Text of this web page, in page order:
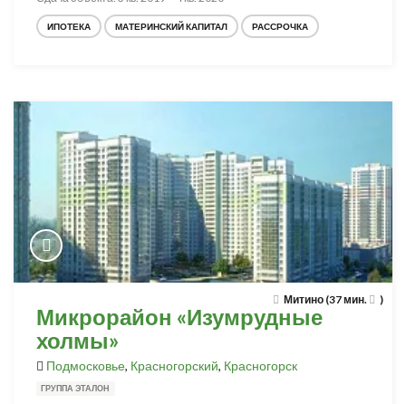
ИПОТЕКА МАТЕРИНСКИЙ КАПИТАЛ РАССРОЧКА
Митино (37 мин. )
Микрорайон «Изумрудные
холмы»
Подмосковье, Красногорский, Красногорск
ГРУППА ЭТАЛОН